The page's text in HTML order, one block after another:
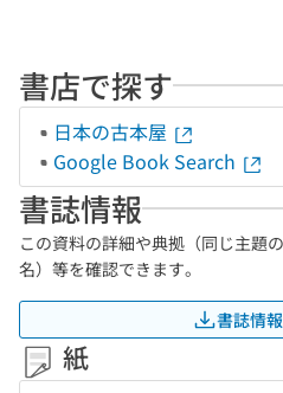
書店で探す
日本の古本屋
Google Book Search
書誌情報
この資料の詳細や典拠（同じ主題
名）等を確認できます。
書誌情
紙